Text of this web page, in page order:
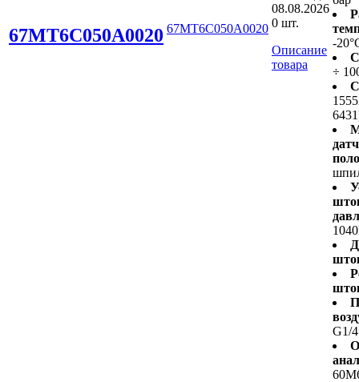
67MT6C050A0020 67MT6C050A0020
08.08.2026
0 шт.
Описание
товара
-
÷
G1/